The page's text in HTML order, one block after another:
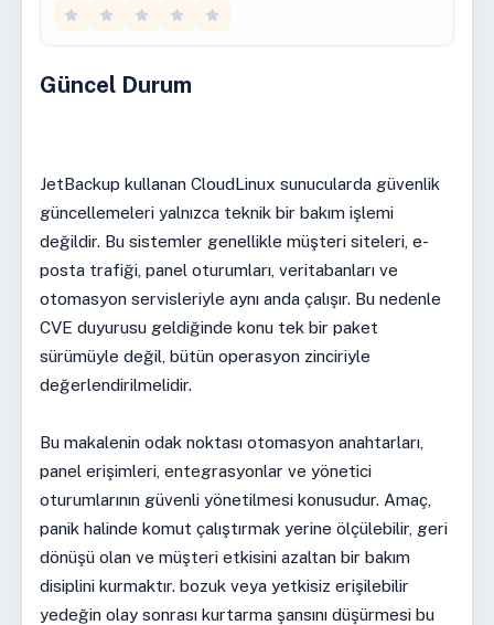
Güncel Durum
JetBackup kullanan CloudLinux sunucularda güvenlik
güncellemeleri yalnızca teknik bir bakım işlemi
değildir. Bu sistemler genellikle müşteri siteleri, e-
posta trafiği, panel oturumları, veritabanları ve
otomasyon servisleriyle aynı anda çalışır. Bu nedenle
CVE duyurusu geldiğinde konu tek bir paket
sürümüyle değil, bütün operasyon zinciriyle
değerlendirilmelidir.
Bu makalenin odak noktası otomasyon anahtarları,
panel erişimleri, entegrasyonlar ve yönetici
oturumlarının güvenli yönetilmesi konusudur. Amaç,
panik halinde komut çalıştırmak yerine ölçülebilir, geri
dönüşü olan ve müşteri etkisini azaltan bir bakım
disiplini kurmaktır. bozuk veya yetkisiz erişilebilir
yedeğin olay sonrası kurtarma şansını düşürmesi bu